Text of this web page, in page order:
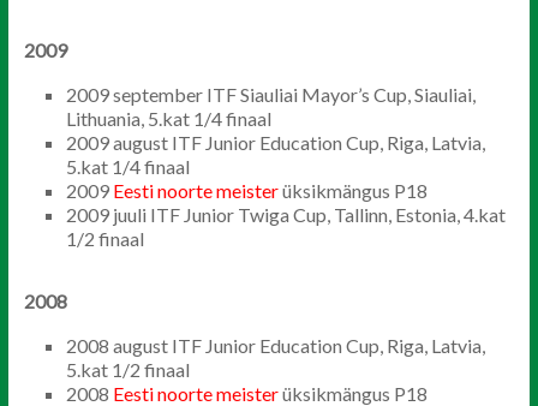
2009
2009 september ITF Siauliai Mayor’s Cup, Siauliai,
Lithuania, 5.kat 1/4 finaal
2009 august ITF Junior Education Cup, Riga, Latvia,
5.kat 1/4 finaal
2009 Eesti noorte meisterüksikmängus P18
2009 juuli ITF Junior Twiga Cup, Tallinn, Estonia, 4.kat
1/2 finaal
2008
2008 august ITF Junior Education Cup, Riga, Latvia,
5.kat 1/2 finaal
2008 Eesti noorte meisterüksikmängus P18